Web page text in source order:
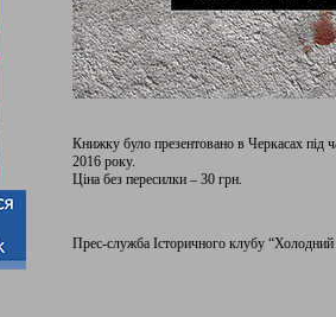
Книжку було презентовано в Черкасах під
2016 року.
Ціна без пересилки – 30 грн.
Прес-служба Історичного клубу